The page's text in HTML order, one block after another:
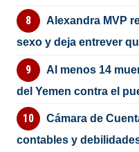
Alexandra MVP
sexo y deja entrever
Al menos 14
del Yemen contra el
Cámara de
contables y